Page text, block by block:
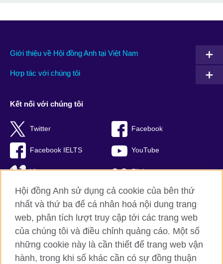
Giới thiệu về Hội đồng Anh tại Việt Nam
Hợp tác với chúng tôi
Kết nối với chúng tôi
Twitter Facebook
Facebook IELTS YouTube
Vimeo Flickr
RSS TikTok
Hội đồng Anh toàn cầu
Bảo mật thông tin và quy định sử dụng
Hội đồng Anh sử dụng cả cookie của bên thứ
nhất và thứ ba để cá nhân hoá nội dung trang
web, phân tích lượt truy cập tới các trang web
của chúng tôi và điều chỉnh quảng cáo. Một số
những cookie này là cần thiết để trang web vận
hành, trong khi số khác cần có sự đồng thuận